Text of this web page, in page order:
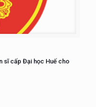
sĩ cấp Đại học Huế cho